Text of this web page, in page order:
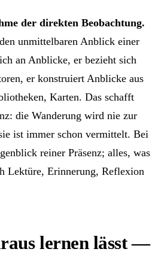
der direkten Beobachtung.
unmittelbaren Anblick einer
an Anblicke, er bezieht sich
er konstruiert Anblicke aus
Karten. Das schafft
die Wanderung wird nie zur
ist immer schon vermittelt. Bei
reiner Präsenz; alles, was
Lektüre, Erinnerung, Reflexion
lernen lässt —